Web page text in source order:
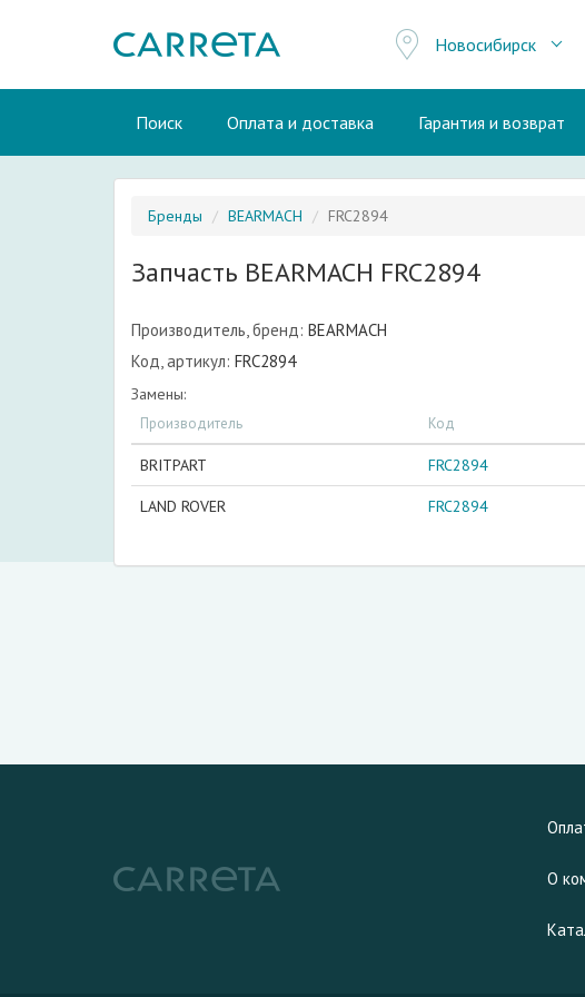
Новосибирск
Поиск Оплата и доставка Гарантия и возврат
Бренды BEARMACH FRC2894
Запчасть BEARMACH FRC2894
Производитель, бренд: BEARMACH
Код, артикул: FRC2894
Замены:
Производитель Код
BRITPART FRC2894
LAND ROVER FRC2894
О